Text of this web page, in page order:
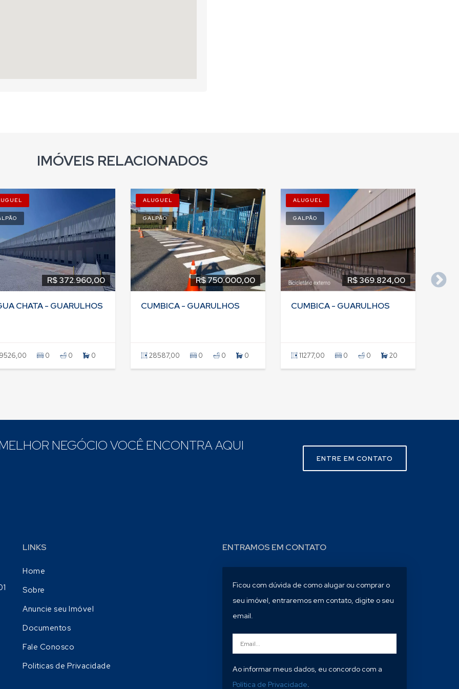
IMÓVEIS RELACIONADOS
R$ 372.960,00
CHATA - GUARULHOS
9526,00 0 0 0
ALUGUEL
GALPÃO
R$ 750.000,00
CUMBICA - GUARULHOS
28587,00 0 0 0
ALUGUEL
GALPÃO
R$ 369.824,00
CUMBICA - GUARULHOS
11277,00 0 0 20
NEGÓCIO VOCÊ ENCONTRA AQUI
ENTRE EM CONTATO
LINKS
Home
Sobre
Anuncie seu Imóvel
Documentos
Fale Conosco
Politicas de Privacidade
ENTRAMOS EM CONTATO
Ficou com dúvida de como alugar ou comprar o
seu imóvel, entraremos em contato, digite o seu
email.
Ao informar meus dados, eu concordo com a
Política de Privacidade.